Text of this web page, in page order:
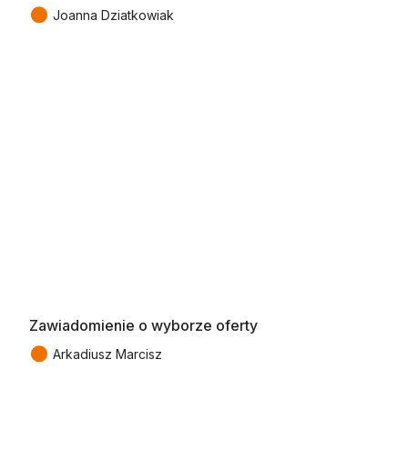
● Joanna Dziatkowiak
Zawiadomienie o wyborze oferty
● Arkadiusz Marcisz